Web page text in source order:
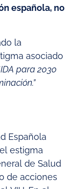
española, no
la
asociado
para 2030
Española
estigma
de Salud
de acciones